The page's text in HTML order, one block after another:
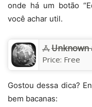
onde há um botão
você achar util.
Unknown
Price: Free
Gostou dessa dica?
bem bacanas: